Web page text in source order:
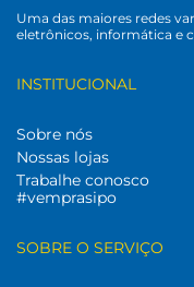
Uma das maiores redes
eletrônicos, informática e
INSTITUCIONAL
Sobre nós
Nossas lojas
Trabalhe conosco
#vemprasipo
SOBRE O SERVIÇO